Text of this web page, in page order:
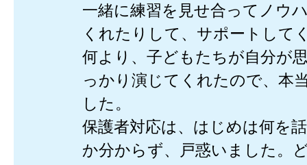
一緒に練習を見せ合ってノウ
くれたりして、サポートして
何より、子どもたちが自分が
っかり演じてくれたので、本
した。
保護者対応は、はじめは何を
か分からず、戸惑いました。